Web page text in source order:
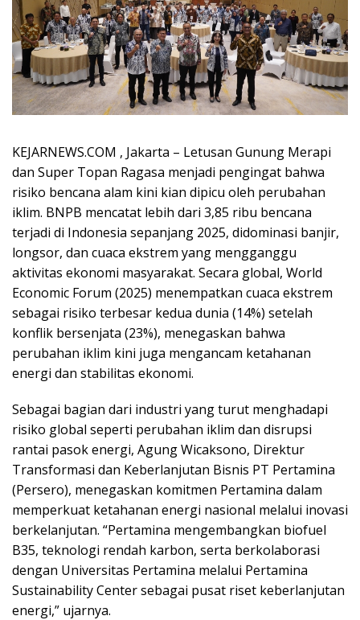
KEJARNEWS.COM , Jakarta – Letusan Gunung Merapi
dan Super Topan Ragasa menjadi pengingat bahwa
risiko bencana alam kini kian dipicu oleh perubahan
iklim. BNPB mencatat lebih dari 3,85 ribu bencana
terjadi di Indonesia sepanjang 2025, didominasi banjir,
longsor, dan cuaca ekstrem yang mengganggu
aktivitas ekonomi masyarakat. Secara global, World
Economic Forum (2025) menempatkan cuaca ekstrem
sebagai risiko terbesar kedua dunia (14%) setelah
konflik bersenjata (23%), menegaskan bahwa
perubahan iklim kini juga mengancam ketahanan
energi dan stabilitas ekonomi.
Sebagai bagian dari industri yang turut menghadapi
risiko global seperti perubahan iklim dan disrupsi
rantai pasok energi, Agung Wicaksono, Direktur
Transformasi dan Keberlanjutan Bisnis PT Pertamina
(Persero), menegaskan komitmen Pertamina dalam
memperkuat ketahanan energi nasional melalui inovasi
berkelanjutan. “Pertamina mengembangkan biofuel
B35, teknologi rendah karbon, serta berkolaborasi
dengan Universitas Pertamina melalui Pertamina
Sustainability Center sebagai pusat riset keberlanjutan
energi,” ujarnya.